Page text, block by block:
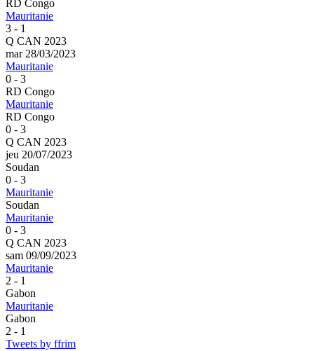
RD Congo
Mauritanie
3 - 1
Q CAN 2023
mar 28/03/2023
Mauritanie
0 - 3
RD Congo
Mauritanie
RD Congo
0 - 3
Q CAN 2023
jeu 20/07/2023
Soudan
0 - 3
Mauritanie
Soudan
Mauritanie
0 - 3
Q CAN 2023
sam 09/09/2023
Mauritanie
2 - 1
Gabon
Mauritanie
Gabon
2 - 1
Tweets by ffrim